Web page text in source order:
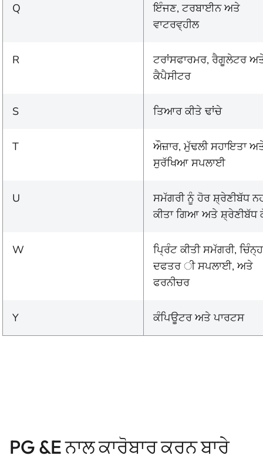
Q
ਇੰਜਣ, ਟਰਬਾਈਨ ਅਤੇ
ਵਾਟਰਵ੍ਹੀਲ
R
ਟਰਾਂਸਫਾਰਮਰ, ਰੈਗੂਲੇਟਰ
ਕੈਪੈਸੀਟਰ
S ਤਿਆਰ ਕੀਤੇ ਢਾਂਚੇ
T
ਔਜ਼ਾਰ, ਮੁੱਢਲੀ ਸਹਾਇਤਾ
ਸੁਰੱਖਿਆ ਸਪਲਾਈ
U
ਸਮੱਗਰੀ ਨੂੰ ਹੋਰ ਸ਼੍ਰੇਣੀਬੱਧ
ਕੀਤਾ ਗਿਆ ਅਤੇ ਸ਼੍ਰੇਣੀਬੱਧ
W
ਪ੍ਰਿੰਟ ਕੀਤੀ ਸਮੱਗਰੀ,
ਦਫਤਰ ੀ ਸਪਲਾਈ, ਅਤੇ
ਫਰਨੀਚਰ
Y ਕੰਪਿਊਟਰ ਅਤੇ ਪਾਰਟਸ
PG &E ਨਾਲ ਕਾਰੋਬਾਰ ਕਰਨ ਬਾਰੇ